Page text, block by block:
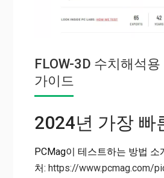
FLOW-3D 수치해석
가이드
2024년 가장 빠
PCMag이 테스트하는 방법 소
처: https://www.pcmag.com/